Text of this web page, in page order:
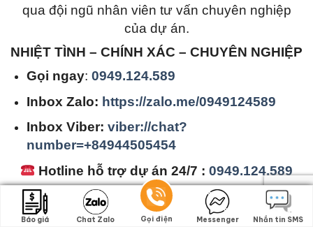
qua đội ngũ nhân viên tư vấn chuyên nghiệp
của dự án.
NHIỆT TÌNH – CHÍNH XÁC – CHUYÊN NGHIỆP
Gọi ngay:0949.124.589
Inbox Zalo: https://zalo.me/0949124589
Inbox Viber:viber://chat?
number=+84944505454
Hotline hỗ trợ dự án 24/7 :0949.124.589
Tư vấn
chính xác thông tin chi tiết sản phẩm
Hướng dẫnvà tư vấn đúng nhu cầu thực tế
Báo giá Chat Zalo Gọi điện Messenger Nhắn tin SMS
Báo giá Chat Zalo Gọi điện Messenger Nhắn tin SMS